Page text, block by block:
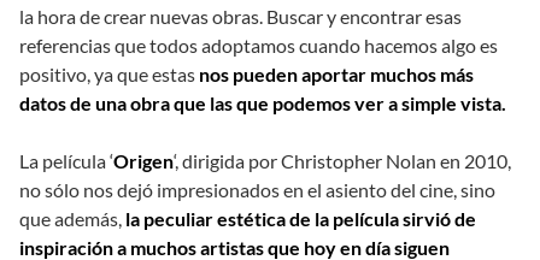
la hora de crear nuevas obras. Buscar y encontrar esas
referencias que todos adoptamos cuando hacemos algo es
positivo, ya que estas nos pueden aportar muchos más
datos de una obra que las que podemos ver a simple vista.
La película ‘Origen‘, dirigida por Christopher Nolan en 2010,
no sólo nos dejó impresionados en el asiento del cine, sino
que además, la peculiar estética de la película sirvió de
inspiración a muchos artistas que hoy en día siguen